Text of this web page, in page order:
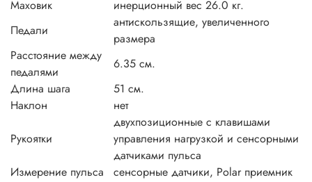
Маховик
инерционный вес 26.0 кг.
Педали
антискользящие, увеличенного
размера
Расстояние между
педалями
6.35 см.
Длина шага
51 см.
Наклон
нет
Рукоятки
двухпозиционные с клавишами
управления нагрузкой и сенсорными
датчиками пульса
Измерение пульса
сенсорные датчики, Polar приемник